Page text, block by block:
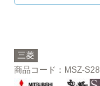
三菱
商品コード ：MSZ-